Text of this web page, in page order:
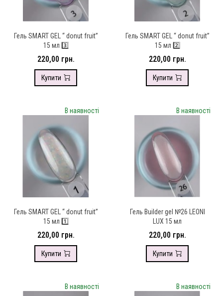
Гель SMART GEL “ donut fruit”
15 мл 3️⃣
220,00 грн.
Купити
Гель SMART GEL “ donut fruit”
15 мл 2️⃣
220,00 грн.
Купити
В наявності
Гель SMART GEL “ donut fruit”
15 мл 1️⃣
220,00 грн.
Купити
В наявності
Гель Builder gel №26 LEONI
LUX 15 мл
220,00 грн.
Купити
В наявності В наявності